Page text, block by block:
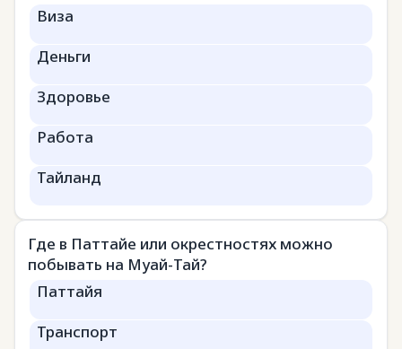
Виза
Деньги
Здоровье
Работа
Тайланд
Где в Паттайе или окрестностях можно
побывать на Муай-Тай?
Паттайя
Транспорт